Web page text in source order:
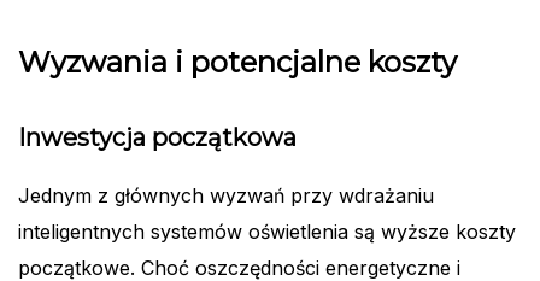
Wyzwania i potencjalne koszty
Inwestycja początkowa
Jednym z głównych wyzwań przy wdrażaniu
inteligentnych systemów oświetlenia są wyższe koszty
początkowe. Choć oszczędności energetyczne i